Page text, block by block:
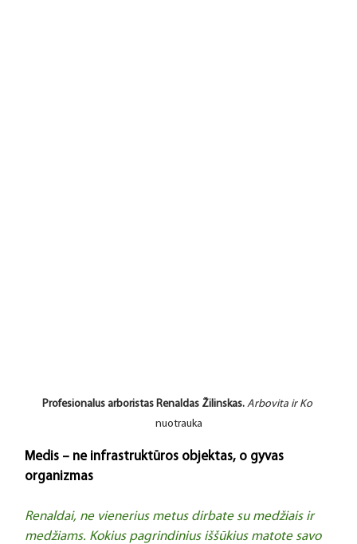
Profesionalus arboristas Renaldas Žilinskas. Arbovita ir Ko
nuotrauka
Medis – ne infrastruktūros objektas, o gyvas
organizmas
Renaldai, ne vienerius metus dirbate su medžiais ir
medžiams. Kokius pagrindinius iššūkius matote savo